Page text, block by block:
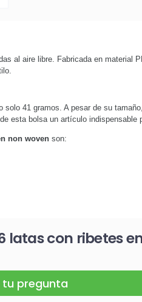
al aire libre. Fabricada en material
41 gramos. A pesar de su
esta bolsa un artículo
non wovenson:
latas con ribetes
tu pregunta